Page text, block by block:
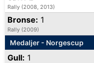
Rally (2008, 2013)
Bronse: 1
Rally (2009)
Medaljer - Norgescup
Gull: 1